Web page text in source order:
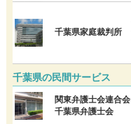
千葉県家庭裁判所
千葉県の民間サービス
関東弁護士会連合会
千葉県弁護士会